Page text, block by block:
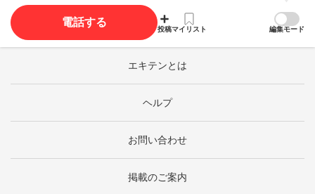
電話する
投稿マイリスト 編集モード
エキテンとは
ヘルプ
お問い合わせ
掲載のご案内